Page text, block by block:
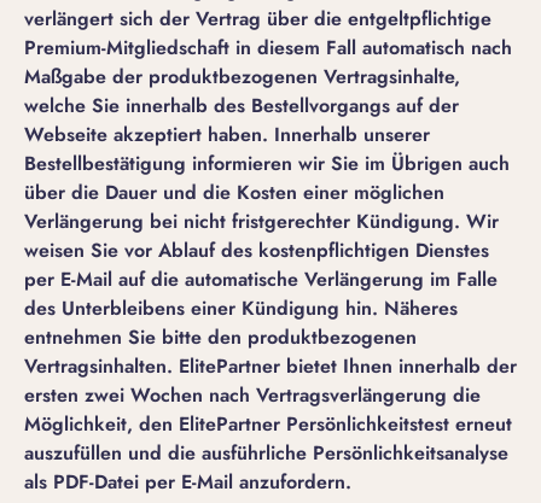
verlängert sich der Vertrag über die entgeltpflichtige
Premium-Mitgliedschaft in diesem Fall automatisch nach
Maßgabe der produktbezogenen Vertragsinhalte,
welche Sie innerhalb des Bestellvorgangs auf der
Webseite akzeptiert haben. Innerhalb unserer
Bestellbestätigung informieren wir Sie im Übrigen auch
über die Dauer und die Kosten einer möglichen
Verlängerung bei nicht fristgerechter Kündigung. Wir
weisen Sie vor Ablauf des kostenpflichtigen Dienstes
per E-Mail auf die automatische Verlängerung im Falle
des Unterbleibens einer Kündigung hin. Näheres
entnehmen Sie bitte den produktbezogenen
Vertragsinhalten. ElitePartner bietet Ihnen innerhalb der
ersten zwei Wochen nach Vertragsverlängerung die
Möglichkeit, den ElitePartner Persönlichkeitstest erneut
auszufüllen und die ausführliche Persönlichkeitsanalyse
als PDF-Datei per E-Mail anzufordern.